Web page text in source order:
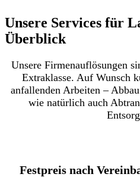
Unsere Services für
Überblick​
Unsere Firmenauflösungen
Extraklasse. Auf Wunsch
anfallenden Arbeiten –
wie natürlich auch
Festpreis nach